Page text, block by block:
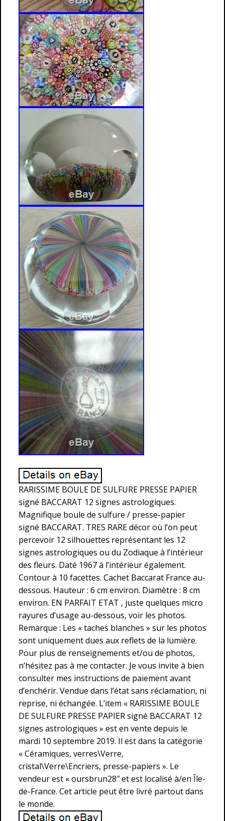
RARISSIME BOULE DE SULFURE PRESSE PAPIER
signé BACCARAT 12 signes astrologiques.
Magnifique boule de sulfure / presse-papier
signé BACCARAT. TRES RARE décor où l’on peut
percevoir 12 silhouettes représentant les 12
signes astrologiques ou du Zodiaque à l’intérieur
des fleurs. Daté 1967 à l’intérieur également.
Contour à 10 facettes. Cachet Baccarat France au-
dessous. Hauteur : 6 cm environ. Diamètre : 8 cm
environ. EN PARFAIT ETAT , juste quelques micro
rayures d’usage au-dessous, voir les photos.
Remarque : Les « taches blanches » sur les photos
sont uniquement dues aux reflets de la lumière.
Pour plus de renseignements et/ou de photos,
n’hésitez pas à me contacter. Je vous invite à bien
consulter mes instructions de paiement avant
d’enchérir. Vendue dans l’état sans réclamation, ni
reprise, ni échangée. L’item « RARISSIME BOULE
DE SULFURE PRESSE PAPIER signé BACCARAT 12
signes astrologiques » est en vente depuis le
mardi 10 septembre 2019. Il est dans la catégorie
« Céramiques, verres\Verre,
cristal\Verre\Encriers, presse-papiers ». Le
vendeur est « oursbrun28″ et est localisé à/en Île-
de-France. Cet article peut être livré partout dans
le monde.